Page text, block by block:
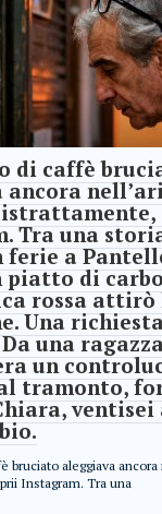
di caffè
ancora
Tra una
ferie a
piatto di
rossa attirò
Una
una
un
tramonto,
ventisei
bruciato aleggiava
Instagram. Tra una